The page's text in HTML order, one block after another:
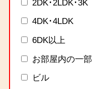
4DK･4LDK
6DK以上
お部屋内の一部
ビル